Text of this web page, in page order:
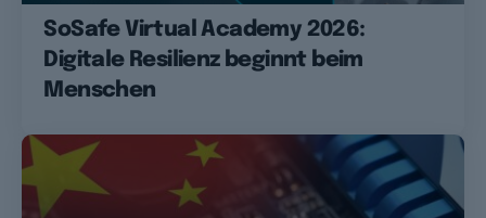
SoSafe Virtual Academy 2026:
Digitale Resilienz beginnt beim
Menschen